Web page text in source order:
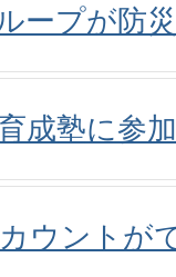
ープが防
成塾に参
ウントが